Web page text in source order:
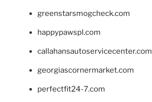
greenstarsmogcheck.com
happypawspl.com
callahansautoservicecenter.com
georgiascornermarket.com
perfectfit24-7.com